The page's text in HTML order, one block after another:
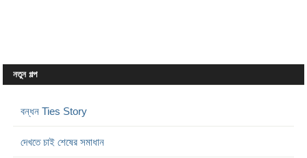
নতুন গল্প
বন্ধন Ties Story
দেখতে চাই শেষের সমাধান